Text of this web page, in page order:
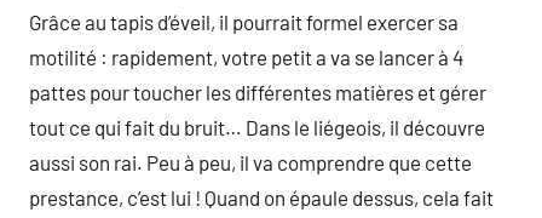
Grâce au tapis d’éveil, il pourrait formel exercer sa
motilité : rapidement, votre petit a va se lancer à 4
pattes pour toucher les différentes matières et gérer
tout ce qui fait du bruit… Dans le liégeois, il découvre
aussi son rai. Peu à peu, il va comprendre que cette
prestance, c’est lui ! Quand on épaule dessus, cela fait